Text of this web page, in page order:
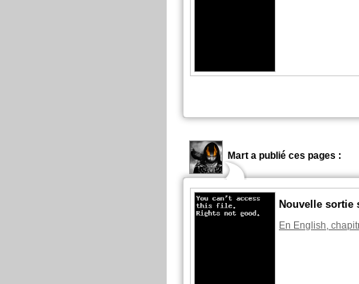
Mart a publié ces pages :
Nouvelle sortie
En English,